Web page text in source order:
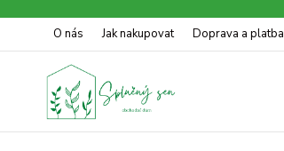
O nás Jak nakupovat Doprava a platba